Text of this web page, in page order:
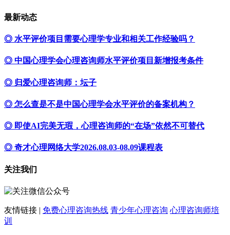
最新动态
◎ 水平评价项目需要心理学专业和相关工作经验吗？
◎ 中国心理学会心理咨询师水平评价项目新增报考条件
◎ 归爱心理咨询师：坛子
◎ 怎么查是不是中国心理学会水平评价的备案机构？
◎ 即使AI完美无瑕，心理咨询师的“在场”依然不可替代
◎ 奇才心理网络大学2026.08.03-08.09课程表
关注我们
友情链接 | 免费心理咨询热线 青少年心理咨询 心理咨询师培
训